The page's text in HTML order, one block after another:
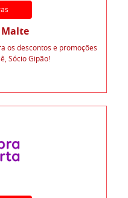
Malte
os descontos e promoções
Sócio Gipão!